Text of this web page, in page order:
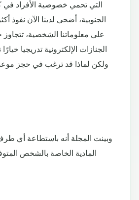
التي تحمي خصوصية الأفراد في
الجنوبية، أضحى لدينا الآن
على معلوماتنا الشخصية، تتجاوز
الجنازات الإلكترونية تدريجيا
ولكن لماذا قد ترغب في حجز
وبينت المجلة أنه باستطاعة أي
المادية الخاصة بالشخص